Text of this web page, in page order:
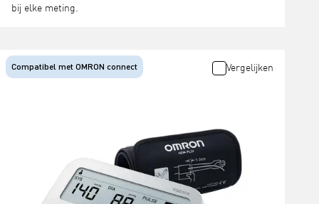
bij elke meting.
Compatibel met OMRON connect Vergelijken